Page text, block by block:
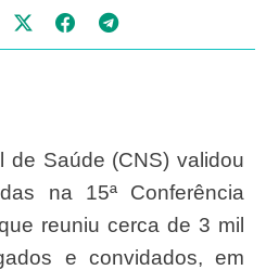
na 15ª Conferência
reuniu cerca de 3 mil
e convidados, em